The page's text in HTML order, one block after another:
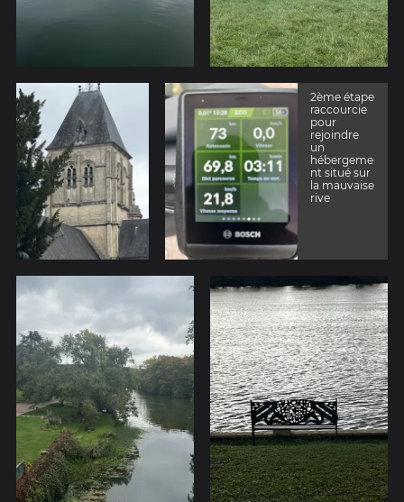
2ème étape
raccourcie
pour
rejoindre
un
hébergeme
nt situé sur
la mauvaise
rive